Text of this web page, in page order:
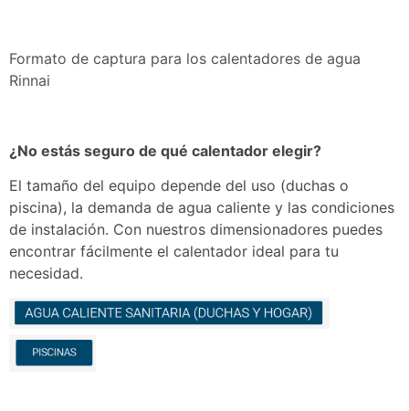
Formato de captura para los calentadores de agua
Rinnai
¿No estás seguro de qué calentador elegir?
El tamaño del equipo depende del uso (duchas o
piscina), la demanda de agua caliente y las condiciones
de instalación. Con nuestros dimensionadores puedes
encontrar fácilmente el calentador ideal para tu
necesidad.